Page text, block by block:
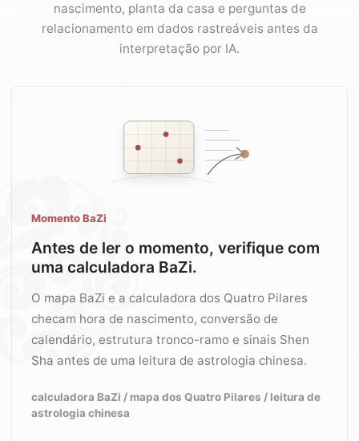
nascimento, planta da casa e perguntas de
relacionamento em dados rastreáveis antes da
interpretação por IA.
Momento BaZi
Antes de ler o momento, verifique com
uma calculadora BaZi.
O mapa BaZi e a calculadora dos Quatro Pilares
checam hora de nascimento, conversão de
calendário, estrutura tronco-ramo e sinais Shen
Sha antes de uma leitura de astrologia chinesa.
calculadora BaZi / mapa dos Quatro Pilares / leitura de
astrologia chinesa